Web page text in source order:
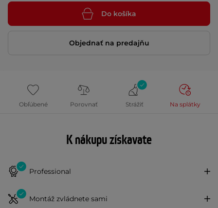
Do košíka
Objednať na predajňu
Obľúbené Porovnať Strážiť Na splátky
K nákupu získavate
Professional
Montáž zvládnete sami